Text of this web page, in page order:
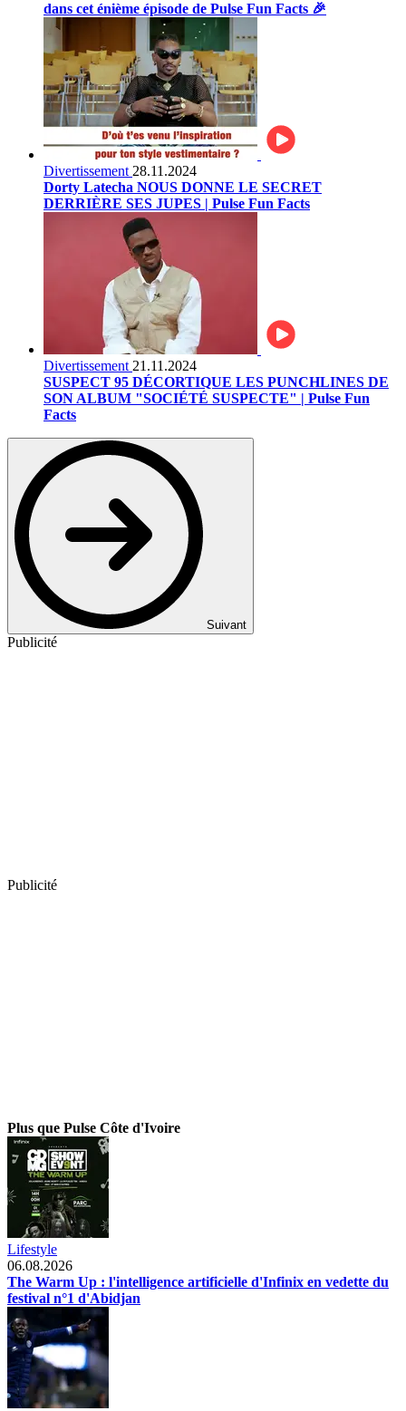
dans cet énième épisode de Pulse Fun Facts 🎉
Divertissement 28.11.2024
Dorty Latecha NOUS DONNE LE SECRET
DERRIÈRE SES JUPES | Pulse Fun Facts
Divertissement 21.11.2024
SUSPECT 95 DÉCORTIQUE LES PUNCHLINES DE
SON ALBUM "SOCIÉTÉ SUSPECTE" | Pulse Fun
Facts
Suivant
Publicité
Publicité
Plus que Pulse Côte d'Ivoire
Lifestyle
06.08.2026
The Warm Up : l'intelligence artificielle d'Infinix en vedette du
festival n°1 d'Abidjan